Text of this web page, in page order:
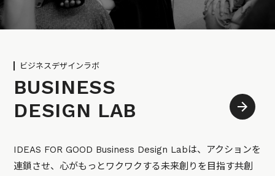
ビジネスデザインラボ
BUSINESS
DESIGN LAB
IDEAS FOR GOOD Business Design Labは、アクションを
連鎖させ、心がもっとワクワクする未来創りを目指す共創